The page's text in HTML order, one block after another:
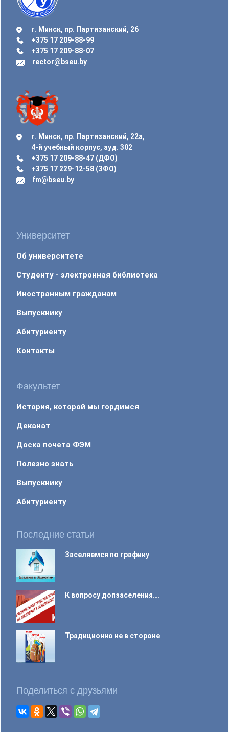
г. Минск, пр. Партизанский, 26
+375 17 209-88-99
+375 17 209-88-07
rector@bseu.by
г. Минск, пр. Партизанский, 22а,
4-й учебный корпус, ауд. 302
+375 17 209-88-47 (ДФО)
+375 17 229-12-58 (ЗФО)
fm@bseu.by
Университет
Об университете
Студенту - электронная библиотека
Иностранным гражданам
Выпускнику
Абитуриенту
Контакты
Факультет
История, которой мы гордимся
Деканат
Доска почета ФЭМ
Полезно знать
Выпускнику
Абитуриенту
Последние статьи
Заселяемся по графику
К вопросу допзаселения….
Традиционно не в стороне
Поделиться с друзьями